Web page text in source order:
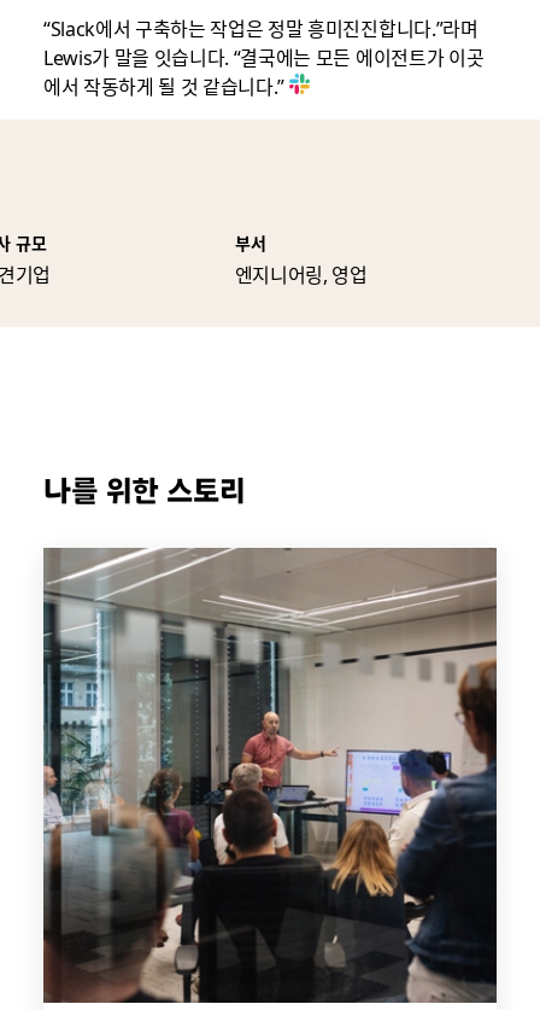
“Slack에서 구축하는 작업은 정말 흥미진진합니다.”라며
Lewis가 말을 잇습니다. “결국에는 모든 에이전트가 이곳
에서 작동하게 될 것 같습니다.”
규모
기업
부서
엔지니어링, 영업
나를 위한 스토리